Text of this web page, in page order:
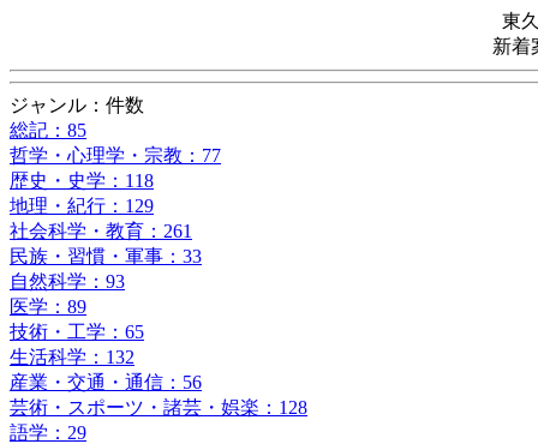
東
新着
ジャンル：件数
総記：85
哲学・心理学・宗教：77
歴史・史学：118
地理・紀行：129
社会科学・教育：261
民族・習慣・軍事：33
自然科学：93
医学：89
技術・工学：65
生活科学：132
産業・交通・通信：56
芸術・スポーツ・諸芸・娯楽：128
語学：29